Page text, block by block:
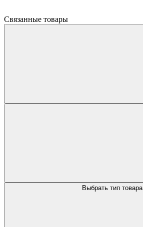
Связанные товары
Выбрать тип товара